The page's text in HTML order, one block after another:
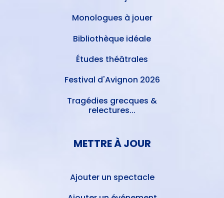
Monologues à jouer
Bibliothèque idéale
Études théâtrales
Festival d'Avignon 2026
Tragédies grecques &
relectures...
METTRE À JOUR
Ajouter un spectacle